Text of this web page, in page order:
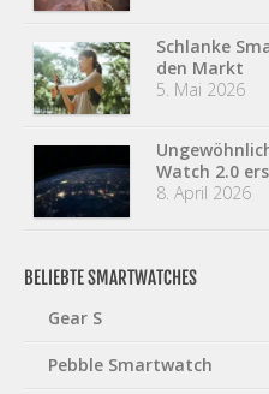
Schlanke
den Markt
5. Mai 2026
Watch 2.0
8. April 2026
BELIEBTE SMARTWATCHES
Gear S
Pebble Smartwatch